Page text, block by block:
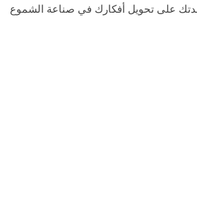
لمساعدتك على تحويل أفكارك في صناعة الشموع